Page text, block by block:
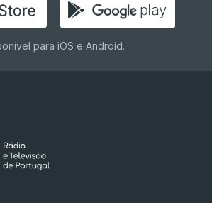
para iOS e Android.